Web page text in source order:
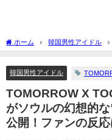
ホーム 韓国男性アイドル
がソウルの幻想的な雪景色の中で
韓国男性アイドル
TOMORROW X
がソウルの幻想的
公開！ファンの反応